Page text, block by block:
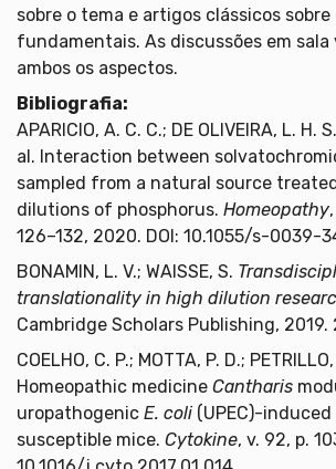
sobre o tema e artigos clássicos
fundamentais. As discussões em sala
ambos os aspectos.
Bibliografia:
APARICIO, A. C. C.; DE OLIVEIRA, L. H.
al. Interaction between
sampled from a natural source
dilutions of phosphorus. Homeopathy
126–132, 2020. DOI: 10.1055/s-0039-
BONAMIN, L. V.; WAISSE, S.
translationality in high dilution
Cambridge Scholars Publishing, 2019.
COELHO, C. P.; MOTTA, P. D.;
Homeopathic medicine Cantharis
uropathogenic E. coli (UPEC)-
susceptible mice. Cytokine, v. 92, p.